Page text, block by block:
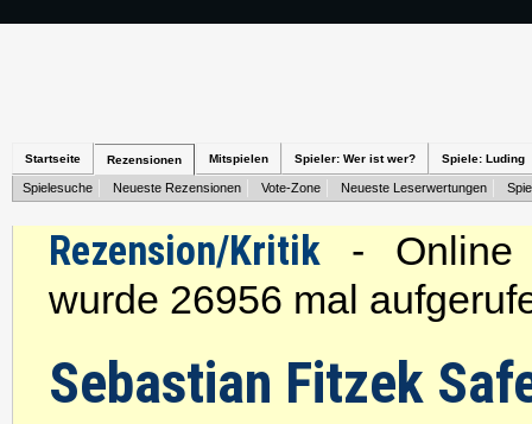
Startseite Rezensionen Mitspielen Spieler: Wer ist wer? Spiele: Luding
Spielesuche Neueste Rezensionen Vote-Zone Neueste Leserwertungen
Rezension/Kritik - Online
wurde 26956 mal
Sebastian Fitzek